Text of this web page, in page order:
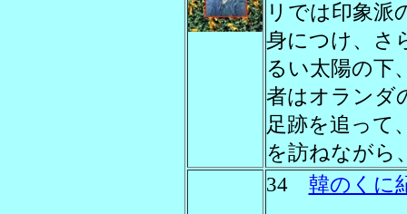
リでは印象派
身につけ、さ
るい太陽の下
者はオランダ
足跡を追って
を訪ねながら
34 韓のくに